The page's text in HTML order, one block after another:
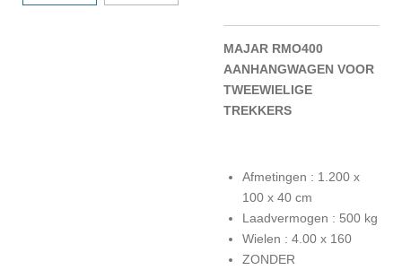
MAJAR RMO400
AANHANGWAGEN VOOR
TWEEWIELIGE
TREKKERS
Afmetingen : 1.200 x
100 x 40 cm
Laadvermogen : 500 kg
Wielen : 4.00 x 160
ZONDER